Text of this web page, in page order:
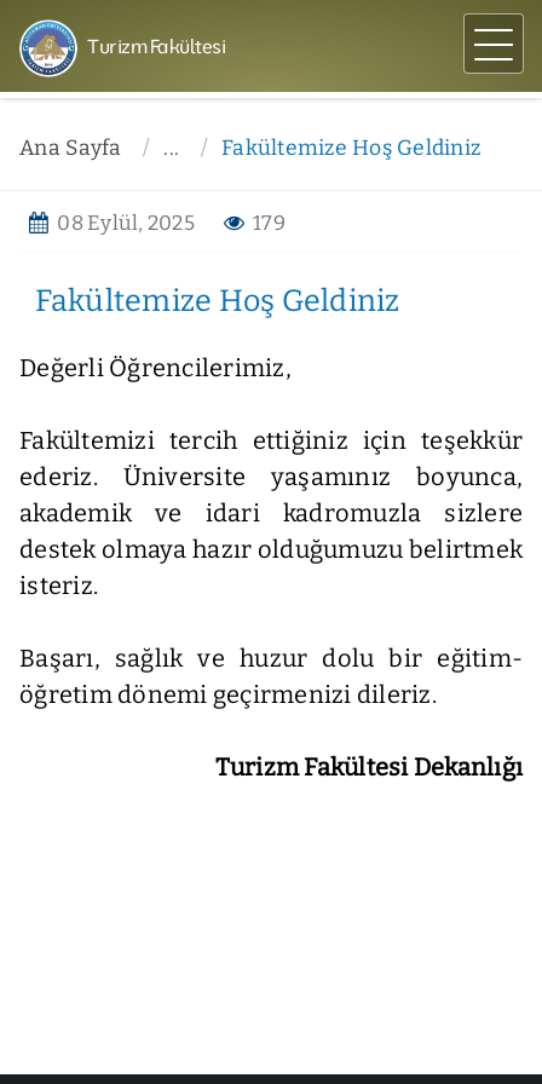
Turizm Fakültesi
Ana Sayfa ... Fakültemize Hoş Geldiniz
08 Eylül, 2025 179
Fakültemize Hoş Geldiniz
Değerli Öğrencilerimiz,
Fakültemizi tercih ettiğiniz için teşekkür
ederiz. Üniversite yaşamınız boyunca,
akademik ve idari kadromuzla sizlere
destek olmaya hazır olduğumuzu belirtmek
isteriz.
Başarı, sağlık ve huzur dolu bir eğitim-
öğretim dönemi geçirmenizi dileriz.
Turizm Fakültesi Dekanlığı